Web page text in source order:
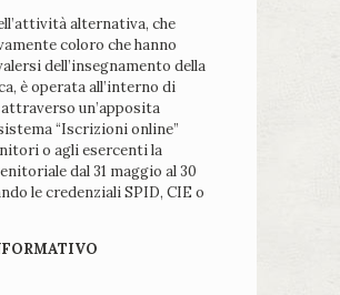
alternativa, che
coloro che hanno
dell’insegnamento della
è operata all’interno di
un’apposita
“Iscrizioni online”
o agli esercenti la
dal 31 maggio al 30
le credenziali SPID, CIE o